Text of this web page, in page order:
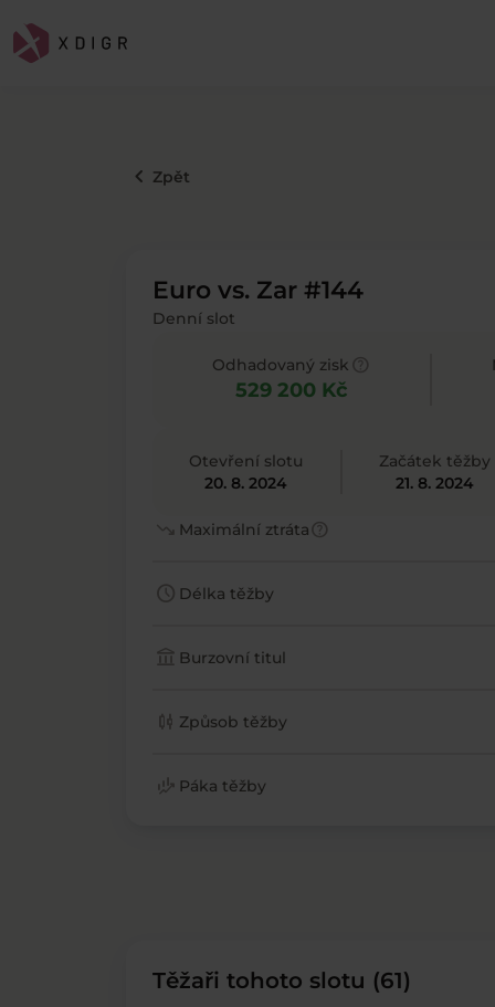
keyboard_arrow_left Zpět
Euro vs. Zar #144
Denní slot
Odhadovaný zisk
529 200 Kč
Otevření slotu
20. 8. 2024
Začátek těžby
21. 8. 2024
trending_down Maximální ztrátahelp
schedule Délka těžby
account_balance Burzovní titul
candlestick_chart Způsob těžby
finance_mode Páka těžby
Těžaři tohoto slotu (61)